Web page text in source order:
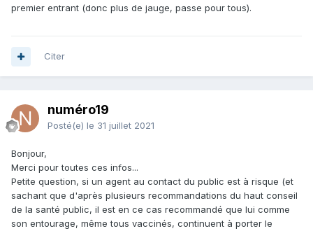
premier entrant (donc plus de jauge, passe pour tous).
Citer
numéro19
Posté(e) le 31 juillet 2021
Bonjour,
Merci pour toutes ces infos...
Petite question, si un agent au contact du public est à risque (et
sachant que d'après plusieurs recommandations du haut conseil
de la santé public, il est en ce cas recommandé que lui comme
son entourage, même tous vaccinés, continuent à porter le